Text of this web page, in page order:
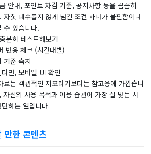
안내, 포인트 차감 기준, 공지사항 등을 꼼꼼히
자칫 대수롭지 않게 넘긴 조건 하나가 불편함이나
수 있습니다.
분히 테스트해보기
반응 체크 (시간대별)
기준 숙지
면, 모바일 UI 확인
료는 객관적인 지표라기보다는 참고용에 가깝습니
자신의 사용 목적과 이용 습관에 가장 잘 맞는 서
하는 일입니다.
만한 콘텐츠